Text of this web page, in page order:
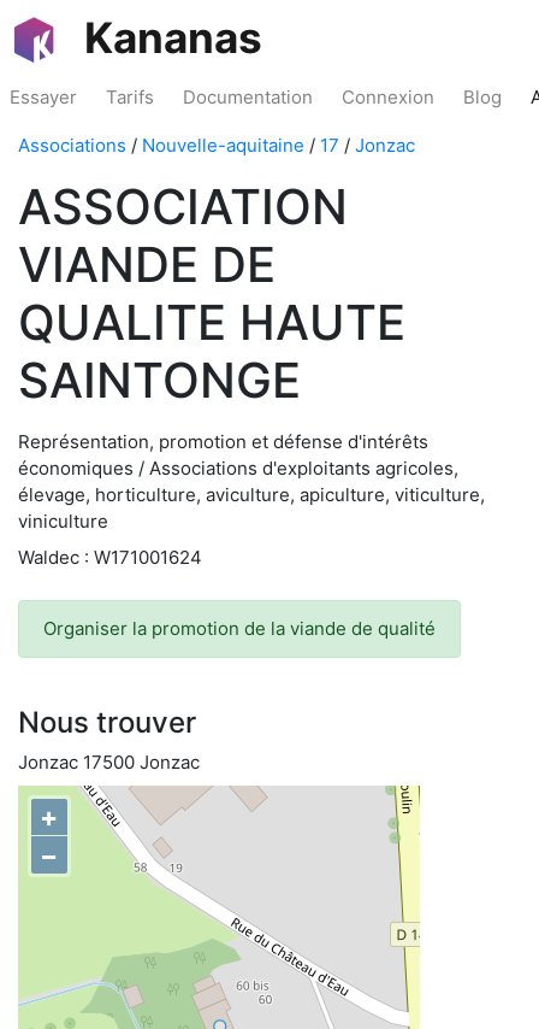
Kananas
Essayer Tarifs Documentation Connexion Blog
Associations / Nouvelle-aquitaine / 17 / Jonzac
ASSOCIATION
VIANDE DE
QUALITE HAUTE
SAINTONGE
Représentation, promotion et défense d'intérêts
économiques / Associations d'exploitants agricoles,
élevage, horticulture, aviculture, apiculture, viticulture,
viniculture
Waldec : W171001624
Organiser la promotion de la viande de qualité
Nous trouver
Jonzac 17500 Jonzac
+
−